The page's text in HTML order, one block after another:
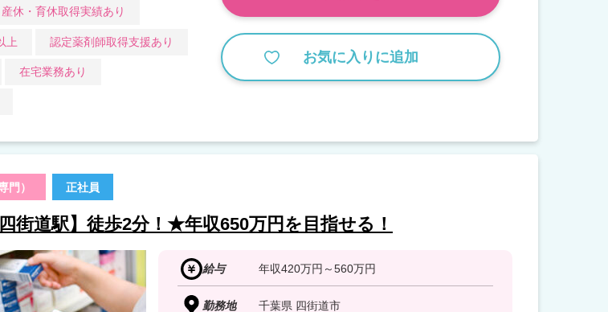
産休・育休取得実績あり
上 認定薬剤師取得支援あり
在宅業務あり
お気に入りに追加
門） 正社員
四街道駅】徒歩2分！★年収650万円を目指せる！
給与 年収420万円～560万円
勤務地 千葉県 四街道市